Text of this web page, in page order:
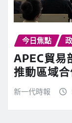
今日焦點
APEC貿易
推動區域
新一代時報